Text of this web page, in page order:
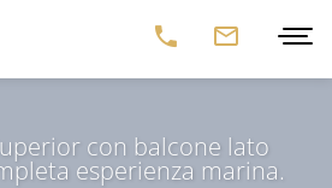
con balcone lato
esperienza marina.